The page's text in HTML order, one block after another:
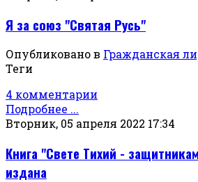
Я за союз "Святая Русь"
Опубликовано в Гражданская
Теги
4 комментарии
Подробнее ...
Вторник, 05 апреля 2022 17:34
Книга "Свете Тихий -
издана